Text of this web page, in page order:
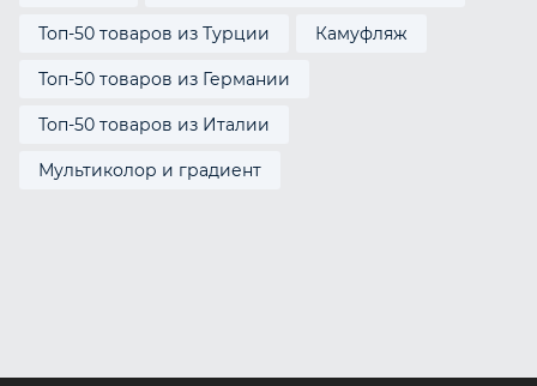
Топ-50 товаров из Турции Камуфляж
Топ-50 товаров из Германии
Топ-50 товаров из Италии
Мультиколор и градиент